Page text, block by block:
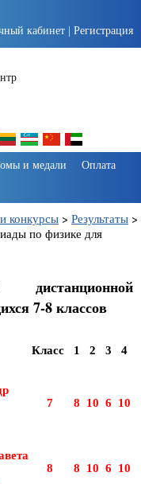
кабинет
Регистрация
и медали
Оплата
конкурсы > Результаты >
по физике для
дистанционной
7-8 классов
Класс 1 2 3 4
7 8 10 6 10
8 8 10 6 10